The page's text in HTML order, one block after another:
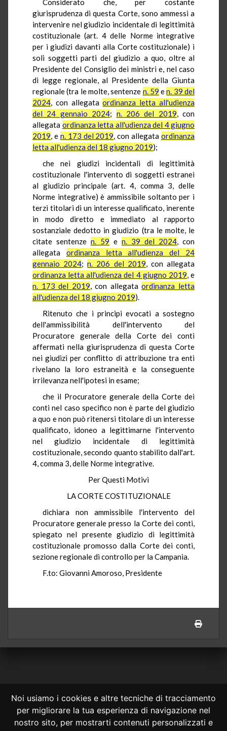
Noi usiamo i cookies e altre tecniche di tracciamento
per migliorare la tua esperienza di navigazione nel
nostro sito, per mostrarti contenuti personalizzati e
Considerato che, per costante
giurisprudenza di questa Corte, sono ammessi a
intervenire nel giudizio incidentale di legittimità
costituzionale (art. 4 delle Norme integrative
per i giudizi davanti alla Corte costituzionale) i
soli soggetti parti del giudizio a quo, oltre al
Presidente del Consiglio dei ministri e, nel caso
di legge regionale, al Presidente della Giunta
regionale (tra le molte, sentenze n. 59 en. 39 del
2024, con allegataordinanza letta all'udienza
del 24 gennaio 2024; n. 206 del 2019, con
allegata ordinanza letta all'udienza del 4 giugno
2019, e n. 173 del 2019, con allegata ordinanza
letta all'udienza del 18 giugno 2019);
che nei giudizi incidentali di legittimità
costituzionale l'intervento di soggetti estranei
al giudizio principale (art. 4, comma 3, delle
Norme integrative) è ammissibile soltanto per i
terzi titolari di un interesse qualificato, inerente
in modo diretto e immediato al rapporto
sostanziale dedotto in giudizio (tra le molte, le
citate sentenze n. 59 e n. 39 del 2024, con
allegata ordinanza letta all'udienza del 24
gennaio 2024;n. 206 del 2019, con allegata
ordinanza letta all'udienza del 4 giugno 2019, e
n. 173 del 2019, con allegataordinanza letta
all'udienza del 18 giugno 2019).
Ritenuto che i principi evocati a sostegno
dell'ammissibilità dell'intervento del
Procuratore generale della Corte dei conti
affermati nella giurisprudenza di questa Corte
nei giudizi per conflitto di attribuzione tra enti
rivelano la loro estraneità e la conseguente
irrilevanza nell'ipotesi in esame;
che il Procuratore generale della Corte dei
conti nel caso specifico non è parte del giudizio
a quo e non può ritenersi titolare di un interesse
qualificato, idoneo a legittimarne l'intervento
nel giudizio incidentale di legittimità
costituzionale, secondo quanto stabilito dall'art.
4, comma 3, delle Norme integrative.
Per Questi Motivi
LA CORTE COSTITUZIONALE
dichiara non ammissibile l'intervento del
Procuratore generale presso la Corte dei conti,
spiegato nel presente giudizio di legittimità
costituzionale promosso dalla Corte dei conti,
sezione regionale di controllo per la Campania.
F.to: Giovanni Amoroso, Presidente
CONSULTA ONLINE DAL 1995 -NOTE LEGALI